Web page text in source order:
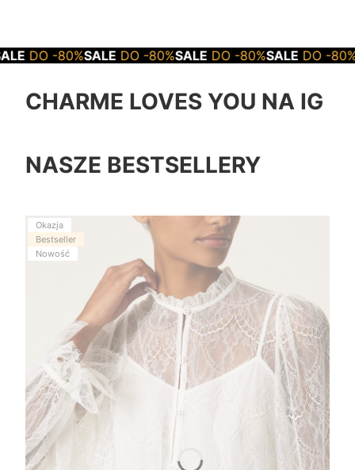
SALE DO -80%SALE DO -80%SALE DO -80%SALE DO -
CHARME LOVES YOU NA IG
NASZE BESTSELLERY
Okazja
Bestseller
Nowość